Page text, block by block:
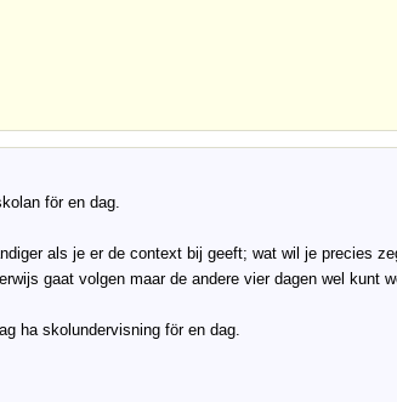
för en dag.
als je er de context bij geeft; wat wil je precies
gaat volgen maar de andere vier dagen wel kunt
ha skolundervisning för en dag.